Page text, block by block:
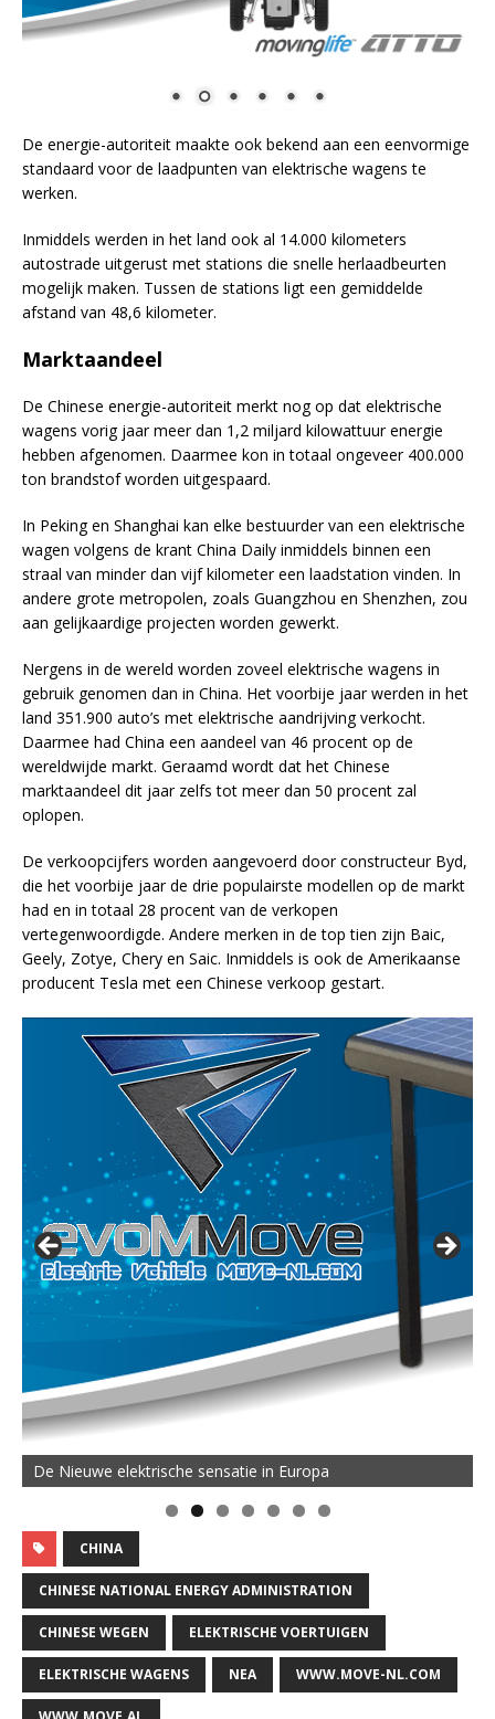
De energie-autoriteit maakte ook bekend aan een eenvormige
standaard voor de laadpunten van elektrische wagens te
werken.
Inmiddels werden in het land ook al 14.000 kilometers
autostrade uitgerust met stations die snelle herlaadbeurten
mogelijk maken. Tussen de stations ligt een gemiddelde
afstand van 48,6 kilometer.
Marktaandeel
De Chinese energie-autoriteit merkt nog op dat elektrische
wagens vorig jaar meer dan 1,2 miljard kilowattuur energie
hebben afgenomen. Daarmee kon in totaal ongeveer 400.000
ton brandstof worden uitgespaard.
In Peking en Shanghai kan elke bestuurder van een elektrische
wagen volgens de krant China Daily inmiddels binnen een
straal van minder dan vijf kilometer een laadstation vinden. In
andere grote metropolen, zoals Guangzhou en Shenzhen, zou
aan gelijkaardige projecten worden gewerkt.
Nergens in de wereld worden zoveel elektrische wagens in
gebruik genomen dan in China. Het voorbije jaar werden in het
land 351.900 auto’s met elektrische aandrijving verkocht.
Daarmee had China een aandeel van 46 procent op de
wereldwijde markt. Geraamd wordt dat het Chinese
marktaandeel dit jaar zelfs tot meer dan 50 procent zal
oplopen.
De verkoopcijfers worden aangevoerd door constructeur Byd,
die het voorbije jaar de drie populairste modellen op de markt
had en in totaal 28 procent van de verkopen
vertegenwoordigde. Andere merken in de top tien zijn Baic,
Geely, Zotye, Chery en Saic. Inmiddels is ook de Amerikaanse
producent Tesla met een Chinese verkoop gestart.
De Nieuwe elektrische sensatie in Europa
De MOVE Vigorous 1500 Highline | 45 km Topsnelheid en
50 km Actieradius
CHINA
CHINESE NATIONAL ENERGY ADMINISTRATION
CHINESE WEGEN ELEKTRISCHE VOERTUIGEN
ELEKTRISCHE WAGENS NEA WWW.MOVE-NL.COM